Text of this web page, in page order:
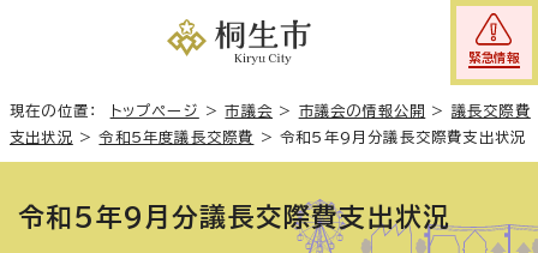
緊急情報
現在の位置： トップページ >市議会 > 市議会の情報公開 > 議長交際費
支出状況
>令和5年度議長交際費 >令和5年9月分議長交際費支出状況
令和5年9月分議長交際費支出状況